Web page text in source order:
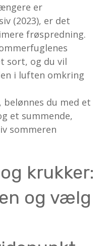
er
(2023), er det
frøspredning.
sort, og du vil
i luften omkring
belønnes du med et
et summende,
sommeren
krukker:
og vælg